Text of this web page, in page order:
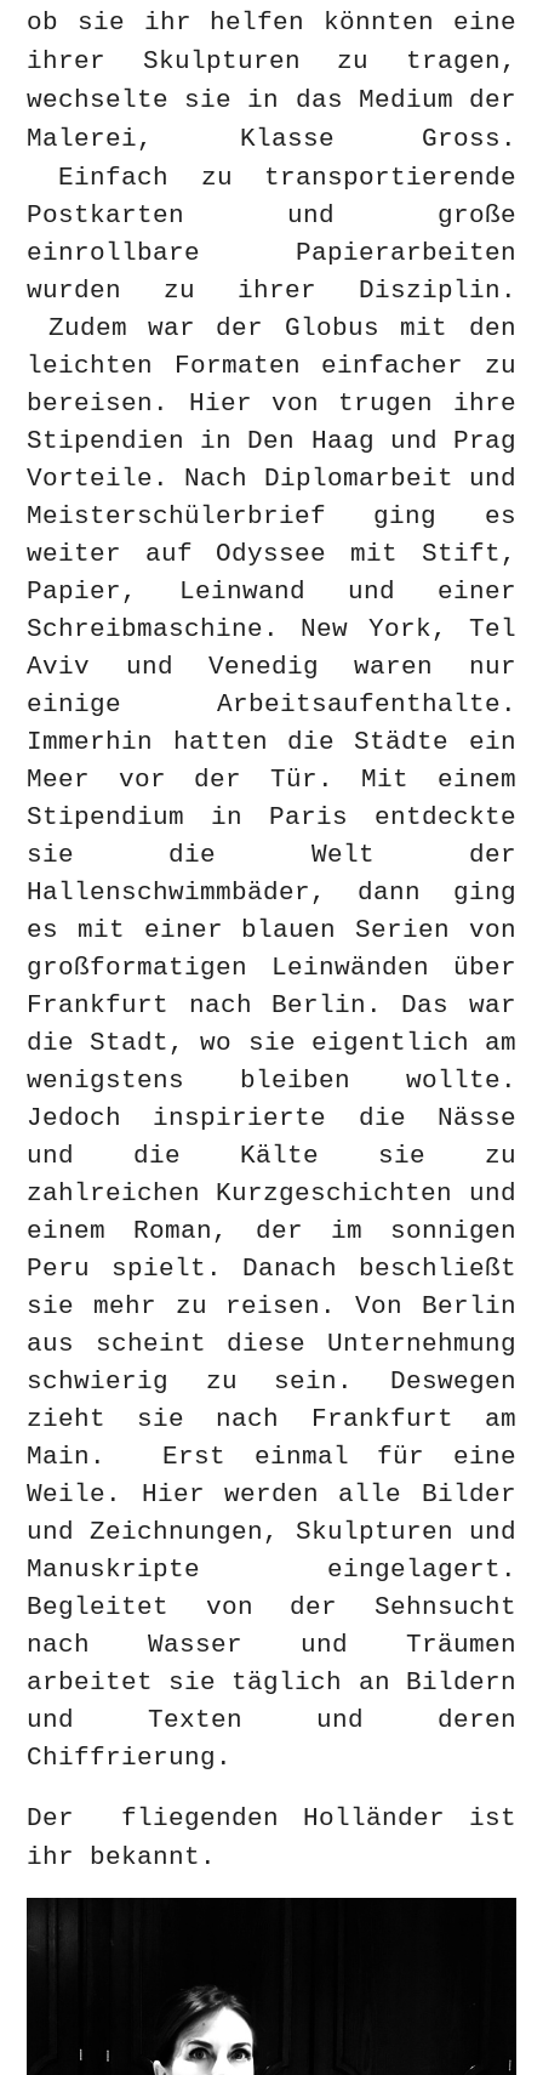
ob sie ihr helfen könnten eine
ihrer Skulpturen zu tragen,
wechselte sie in das Medium der
Malerei, Klasse Gross.
Einfach zu transportierende
Postkarten und große
einrollbare Papierarbeiten
wurden zu ihrer Disziplin.
Zudem war der Globus mit den
leichten Formaten einfacher zu
bereisen. Hier von trugen ihre
Stipendien in Den Haag und Prag
Vorteile. Nach Diplomarbeit und
Meisterschülerbrief ging es
weiter auf Odyssee mit Stift,
Papier, Leinwand und einer
Schreibmaschine. New York, Tel
Aviv und Venedig waren nur
einige Arbeitsaufenthalte.
Immerhin hatten die Städte ein
Meer vor der Tür. Mit einem
Stipendium in Paris entdeckte
sie die Welt der
Hallenschwimmbäder, dann ging
es mit einer blauen Serien von
großformatigen Leinwänden über
Frankfurt nach Berlin. Das war
die Stadt, wo sie eigentlich am
wenigstens bleiben wollte.
Jedoch inspirierte die Nässe
und die Kälte sie zu
zahlreichen Kurzgeschichten und
einem Roman, der im sonnigen
Peru spielt. Danach beschließt
sie mehr zu reisen. Von Berlin
aus scheint diese Unternehmung
schwierig zu sein. Deswegen
zieht sie nach Frankfurt am
Main. Erst einmal für eine
Weile. Hier werden alle Bilder
und Zeichnungen, Skulpturen und
Manuskripte eingelagert.
Begleitet von der Sehnsucht
nach Wasser und Träumen
arbeitet sie täglich an Bildern
und Texten und deren
Chiffrierung.
Der fliegenden Holländer ist
ihr bekannt.